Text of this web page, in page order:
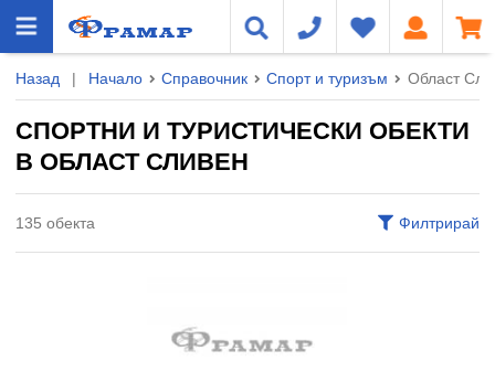
Назад | Начало Справочник Спорт и туризъм Област
СПОРТНИ И ТУРИСТИЧЕСКИ ОБЕКТИ
В ОБЛАСТ СЛИВЕН
135 обекта Филтрирай